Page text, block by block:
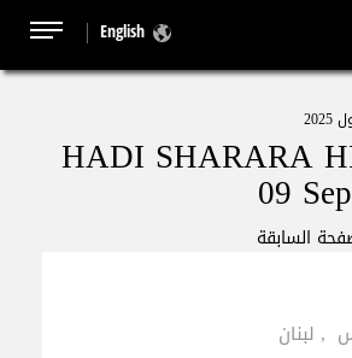
English
HADI SHARARA
09
السابقة
, لبنان